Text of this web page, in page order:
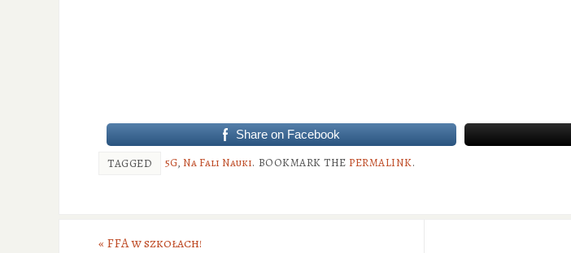
Share on Facebook
TAGGED 5G, Na Fali Nauki. BOOKMARK THE PERMALINK.
« FFA w szkołach!